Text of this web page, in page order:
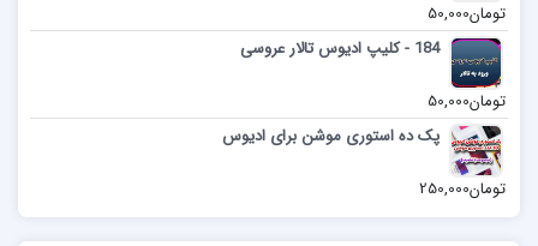
تومان50,000
184 - کلیپ ادیوس تالار عروسی
تومان50,000
پک ده استوری موشن برای ادیوس
تومان250,000